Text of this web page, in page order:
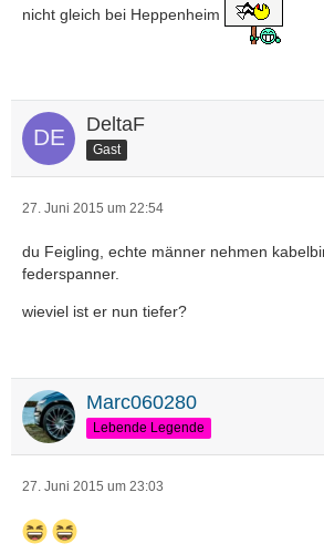
nicht gleich bei Heppenheim
DeltaF
Gast
27. Juni 2015 um 22:54
du Feigling, echte männer nehmen
federspanner.
wieviel ist er nun tiefer?
Marc060280
Lebende Legende
27. Juni 2015 um 23:03